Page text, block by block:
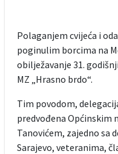
Polaganjem cvijeća i
poginulim borcima na
obilježavanje 31.
MZ „Hrasno brdo“.
Tim povodom,
predvođena Općinskim
Tanovićem, zajedno sa
Sarajevo, veteranima,